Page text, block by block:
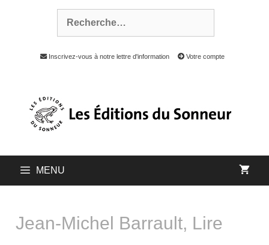
Inscrivez-vous à notre lettre d'information Votre compte
MENU
Jean-Michel Barrault, Lire